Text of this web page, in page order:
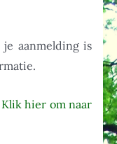
aanmelding is
Klik hier om naar